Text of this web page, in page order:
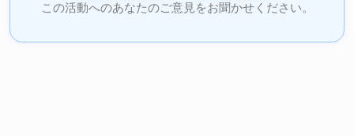
この活動へのあなたのご意見をお聞かせください。